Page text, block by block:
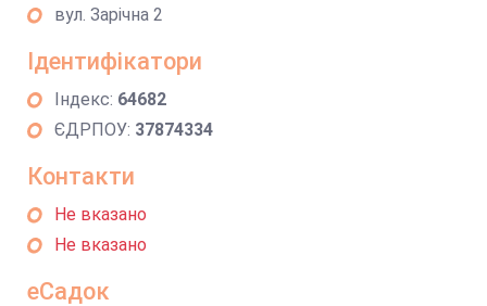
вул. Зарічна 2
Ідентифікатори
Індекс: 64682
ЄДРПОУ: 37874334
Контакти
Не вказано
Не вказано
еСадок